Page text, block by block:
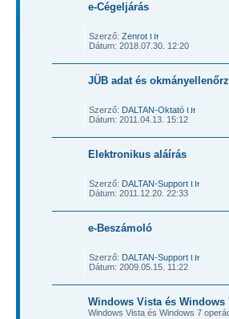
e-Cégeljárás
Szerző: Zenrot
Dátum: 2018.07.30. 12:20
JÜB adat és
Szerző: DALTAN-Oktató
Dátum: 2011.04.13. 15:12
Elektronikus aláírás
Szerző: DALTAN-Support
Dátum: 2011.12.20. 22:33
e-Beszámoló
Szerző: DALTAN-Support
Dátum: 2009.05.15. 11:22
Windows Vista és Windows
Windows Vista és Windows 7